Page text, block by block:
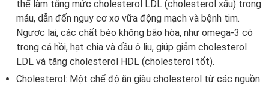
thể làm tăng mức cholesterol LDL (cholesterol xấu) trong
máu, dẫn đến nguy cơ xơ vữa động mạch và bệnh tim.
Ngược lại, các chất béo không bão hòa, như omega-3 có
trong cá hồi, hạt chia và dầu ô liu, giúp giảm cholesterol
LDL và tăng cholesterol HDL (cholesterol tốt).
Cholesterol: Một chế độ ăn giàu cholesterol từ các nguồn